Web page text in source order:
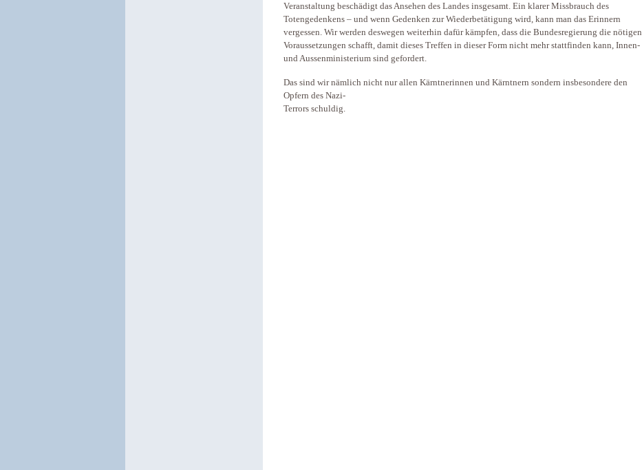
Veranstaltung beschädigt das Ansehen des Landes insgesamt. Ein klarer Missbrauch des
Totengedenkens – und wenn Gedenken zur Wiederbetätigung wird, kann man das Erinnern
vergessen. Wir werden deswegen weiterhin dafür kämpfen, dass die Bundesregierung die nötigen
Voraussetzungen schafft, damit dieses Treffen in dieser Form nicht mehr stattfinden kann, Innen-
und Aussenministerium sind gefordert.
Das sind wir nämlich nicht nur allen Kärntnerinnen und Kärntnern sondern insbesondere den
Opfern des Nazi-
Terrors schuldig.